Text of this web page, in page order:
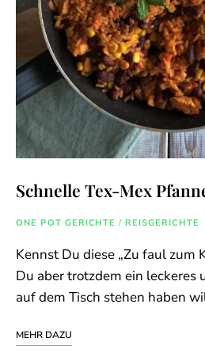
Schnelle Tex-Mex
ONE POT GERICHTE / REISGERICHTE
Kennst Du diese „Zu faul zum
Du aber trotzdem ein leckeres
auf dem Tisch stehen haben
MEHR DAZU